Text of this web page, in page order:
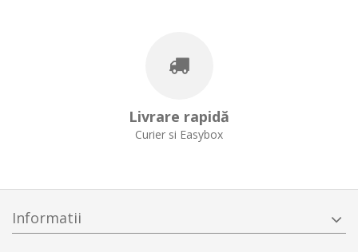
Livrare rapidă
Curier si Easybox
Informatii